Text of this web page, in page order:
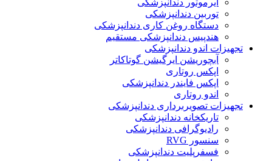
ایرموتور دندانپزشکی
توربین دندانپزشکی
دستگاه روغن کاری دندانپزشکی
هندپیس دندانپزشکی مستقیم
تجهیزات اندو دندانپزشکی
آبچوریشن ایرگیشن گوتاکاتر
اپکس روتاری
اپکس فایندر دندانپزشکی
اندو روتاری
تجهیزات تصویربرداری دندانپزشکی
تاریکخانه دندانپزشکی
رادیوگرافی دندانپزشکی
سنسور RVG
فسفرپلیت دندانپزشکی